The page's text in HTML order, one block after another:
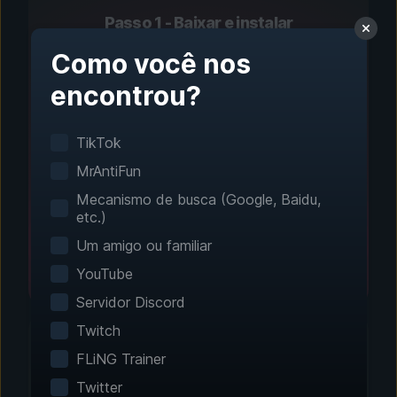
Passo 1 - Baixar e instalar
Configuração com um
clique
jogos instalados automaticamente. Nenhuma
configuração manual é necessária.
Passo 2 - Escolha seus recursos
Como você nos
encontrou?
TikTok
MrAntiFun
Mecanismo de busca (Google, Baidu,
etc.)
Um amigo ou familiar
YouTube
Servidor Discord
Twitch
FLiNG Trainer
Twitter